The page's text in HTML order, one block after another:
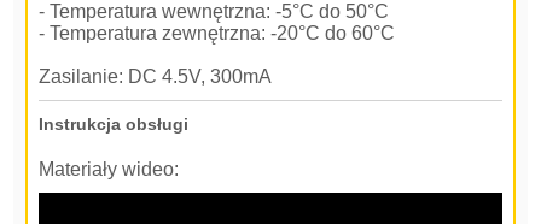
- Temperatura wewnętrzna: -5°C do 50°C
- Temperatura zewnętrzna: -20°C do 60°C
Zasilanie: DC 4.5V, 300mA
Instrukcja obsługi
Materiały wideo: